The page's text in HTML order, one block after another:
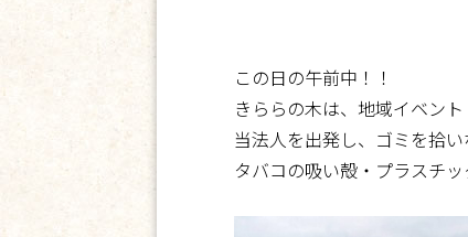
この日の午前中！！
きららの木は、地域イベン
当法人を出発し、ゴミを拾
タバコの吸い殻・プラスチ